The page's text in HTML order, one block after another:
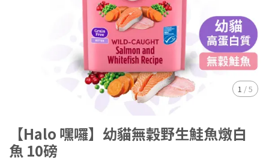
1 /5
【Halo 嘿囉】幼貓無穀野生鮭魚燉白
魚 10磅